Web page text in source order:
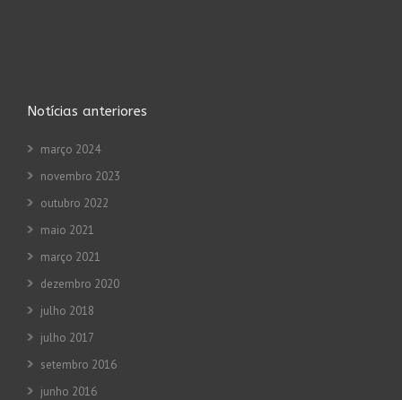
Notícias anteriores
março 2024
novembro 2023
outubro 2022
maio 2021
março 2021
dezembro 2020
julho 2018
julho 2017
setembro 2016
junho 2016